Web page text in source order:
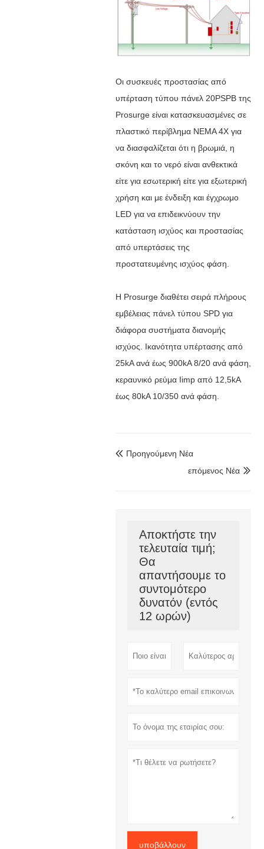
Οι συσκευές προστασίας από
υπέρταση τύπου πάνελ 20PSPB της
Prosurge είναι κατασκευασμένες σε
πλαστικό περίβλημα NEMA 4X για
να διασφαλίζεται ότι η βρωμιά, η
σκόνη και το νερό είναι ανθεκτικά
είτε για εσωτερική είτε για εξωτερική
χρήση και με ένδειξη και έγχρωμο
LED για να επιδεικνύουν την
κατάσταση ισχύος και προστασίας
από υπερτάσεις της
προστατευμένης ισχύος φάση.
Η Prosurge διαθέτει σειρά πλήρους
εμβέλειας πάνελ τύπου SPD για
διάφορα συστήματα διανομής
ισχύος. Ικανότητα υπέρτασης από
25kA ανά έως 900kA 8/20 ανά φάση,
κεραυνικό ρεύμα Iimp από 12,5kA
έως 80kA 10/350 ανά φάση.
 Προηγούμενη Νέα

επόμενος Νέα
Αποκτήστε την
τελευταία τιμή;
Θα
απαντήσουμε το
συντομότερο
δυνατόν (εντός
12 ωρών)
υποβάλλουν